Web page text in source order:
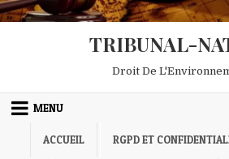
TRIBUNAL-
Droit De
MENU
ACCUEIL RGPD ET